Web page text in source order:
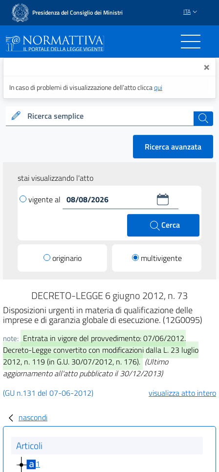
Presidenza del Consiglio dei Ministri ITA
Normattiva - Il portale ×
In caso di problemi di visualizzazione dell’atto cliccaqui
Ricerca semplice cerca
Ricerca avanzata
stai visualizzando l'atto
vigente al
Cerca
originario multivigente
DECRETO-LEGGE 6 giugno 2012, n. 73
Disposizioni urgenti in materia di qualificazione delle
imprese e di garanzia globale di esecuzione. (12G0095)
note: Entrata in vigore del provvedimento: 07/06/2012.
Decreto-Legge convertito con modificazioni dalla L. 23 luglio
2012, n. 119 (in G.U. 30/07/2012, n. 176). (Ultimo
aggiornamento all'atto pubblicato il 30/12/2013)
(GU n.131 del 07-06-2012)
visualizza atto intero
nascondi
Articoli
1